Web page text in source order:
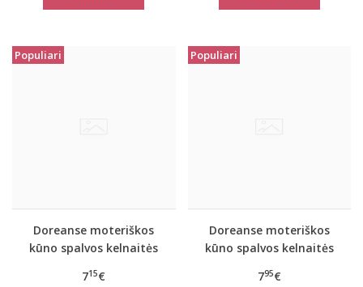
Populiari
Doreanse moteriškos
kūno spalvos kelnaitės
715€
Populiari
Doreanse moteriškos
kūno spalvos kelnaitės
795€